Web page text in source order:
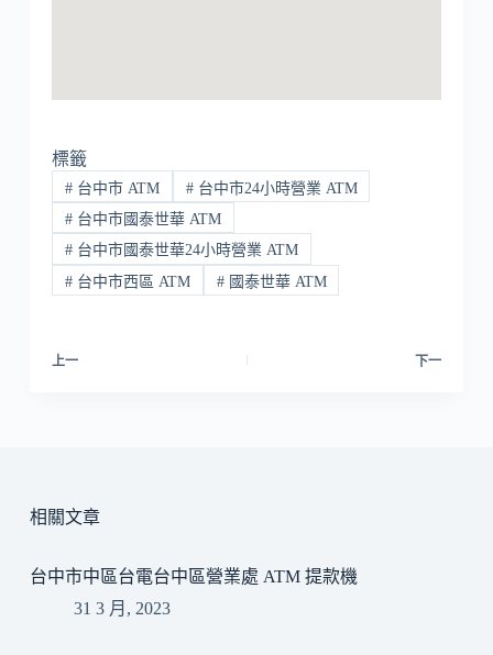
標籤
#台中市 ATM #台中市24小時營業 ATM
#台中市國泰世華 ATM
#台中市國泰世華24小時營業 ATM
#台中市西區 ATM #國泰世華 ATM
上一 下一
相關文章
台中市中區台電台中區營業處 ATM 提款機
31 3 月, 2023